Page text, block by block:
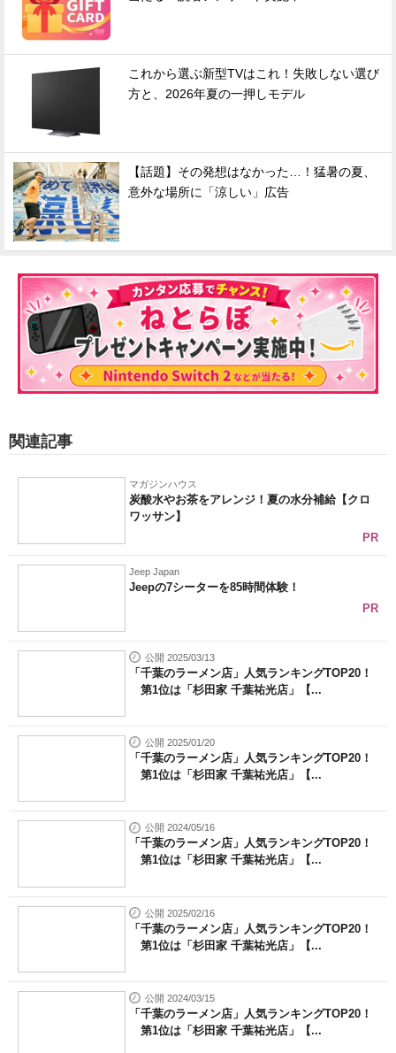
これから選ぶ新型TVはこれ！失敗しない選び
方と、2026年夏の一押しモデル
【話題】その発想はなかった…！猛暑の夏、
意外な場所に「涼しい」広告
関連記事
マガジンハウス
炭酸水やお茶をアレンジ！夏の水分補給【クロ
ワッサン】
PR
Jeep Japan
Jeepの7シーターを85時間体験！
PR
公開 2025/03/13
「千葉のラーメン店」人気ランキングTOP20！
第1位は「杉田家 千葉祐光店」【...
公開 2025/01/20
「千葉のラーメン店」人気ランキングTOP20！
第1位は「杉田家 千葉祐光店」【...
公開 2024/05/16
「千葉のラーメン店」人気ランキングTOP20！
第1位は「杉田家 千葉祐光店」【...
公開 2025/02/16
「千葉のラーメン店」人気ランキングTOP20！
第1位は「杉田家 千葉祐光店」【...
公開 2024/03/15
「千葉のラーメン店」人気ランキングTOP20！
第1位は「杉田家 千葉祐光店」【...